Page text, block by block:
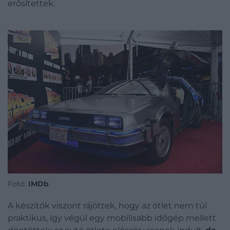
erősítettek.
Fotó: IMDb
A készítők viszont rájöttek, hogy az ötlet nem túl
praktikus, így végül egy mobilisabb időgép mellett